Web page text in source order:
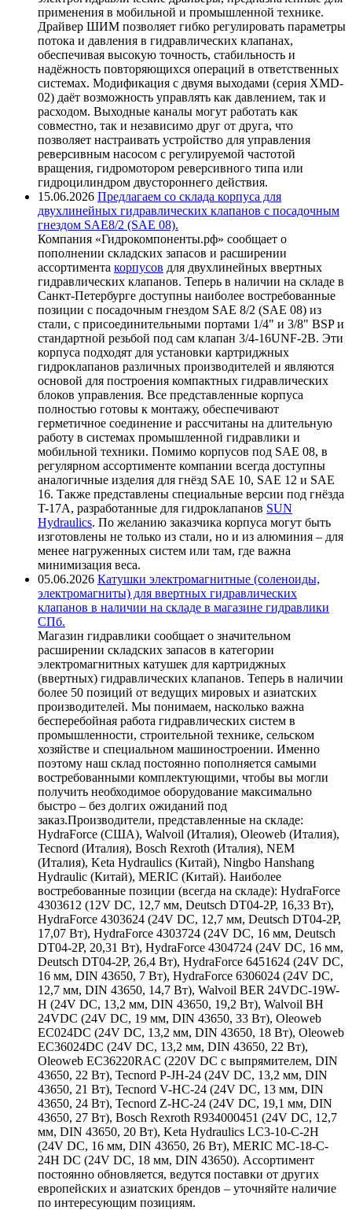
применения в мобильной и промышленной технике.
Драйвер ШИМ позволяет гибко регулировать параметры
потока и давления в гидравлических клапанах,
обеспечивая высокую точность, стабильность и
надёжность повторяющихся операций в ответственных
системах. Модификация с двумя выходами (серия XMD-
02) даёт возможность управлять как давлением, так и
расходом. Выходные каналы могут работать как
совместно, так и независимо друг от друга, что
позволяет настраивать устройство для управления
реверсивным насосом с регулируемой частотой
вращения, гидромотором реверсивного типа или
гидроцилиндром двустороннего действия.
15.06.2026 Предлагаем со склада корпуса для
двухлинейных гидравлических клапанов с посадочным
гнездом SAE8/2 (SAE 08).
Компания «Гидрокомпоненты.рф» сообщает о
пополнении складских запасов и расширении
ассортимента корпусов для двухлинейных ввертных
гидравлических клапанов. Теперь в наличии на складе в
Санкт-Петербурге доступны наиболее востребованные
позиции с посадочным гнездом SAE 8/2 (SAE 08) из
стали, с присоединительными портами 1/4" и 3/8" BSP и
стандартной резьбой под сам клапан 3/4-16UNF-2B. Эти
корпуса подходят для установки картриджных
гидроклапанов различных производителей и являются
основой для построения компактных гидравлических
блоков управления. Все представленные корпуса
полностью готовы к монтажу, обеспечивают
герметичное соединение и рассчитаны на длительную
работу в системах промышленной гидравлики и
мобильной техники. Помимо корпусов под SAE 08, в
регулярном ассортименте компании всегда доступны
аналогичные изделия для гнёзд SAE 10, SAE 12 и SAE
16. Также представлены специальные версии под гнёзда
T-17A, разработанные для гидроклапанов SUN
Hydraulics. По желанию заказчика корпуса могут быть
изготовлены не только из стали, но и из алюминия – для
менее нагруженных систем или там, где важна
минимизация веса.
05.06.2026 Катушки электромагнитные (соленоиды,
электромагниты) для ввертных гидравлических
клапанов в наличии на складе в магазине гидравлики
СПб.
Магазин гидравлики сообщает о значительном
расширении складских запасов в категории
электромагнитных катушек для картриджных
(ввертных) гидравлических клапанов. Теперь в наличии
более 50 позиций от ведущих мировых и азиатских
производителей. Мы понимаем, насколько важна
бесперебойная работа гидравлических систем в
промышленности, строительной технике, сельском
хозяйстве и специальном машиностроении. Именно
поэтому наш склад постоянно пополняется самыми
востребованными комплектующими, чтобы вы могли
получить необходимое оборудование максимально
быстро – без долгих ожиданий под
заказ.Производители, представленные на складе:
HydraForce (США), Walvoil (Италия), Oleoweb (Италия),
Tecnord (Италия), Bosch Rexroth (Италия), NEM
(Италия), Keta Hydraulics (Китай), Ningbo Hanshang
Hydraulic (Китай), MERIC (Китай). Наиболее
востребованные позиции (всегда на складе): HydraForce
4303612 (12V DC, 12,7 мм, Deutsch DT04-2P, 16,33 Вт),
HydraForce 4303624 (24V DC, 12,7 мм, Deutsch DT04-2P,
17,07 Вт), HydraForce 4303724 (24V DC, 16 мм, Deutsch
DT04-2P, 20,31 Вт), HydraForce 4304724 (24V DC, 16 мм,
Deutsch DT04-2P, 26,4 Вт), HydraForce 6451624 (24V DC,
16 мм, DIN 43650, 7 Вт), HydraForce 6306024 (24V DC,
12,7 мм, DIN 43650, 14,7 Вт), Walvoil BER 24VDC-19W-
H (24V DC, 13,2 мм, DIN 43650, 19,2 Вт), Walvoil BH
24VDC (24V DC, 19 мм, DIN 43650, 33 Вт), Oleoweb
EC024DC (24V DC, 13,2 мм, DIN 43650, 18 Вт), Oleoweb
EC36024DC (24V DC, 13,2 мм, DIN 43650, 22 Вт),
Oleoweb EC36220RAC (220V DC с выпрямителем, DIN
43650, 22 Вт), Tecnord P-JH-24 (24V DC, 13,2 мм, DIN
43650, 21 Вт), Tecnord V-HC-24 (24V DC, 13 мм, DIN
43650, 24 Вт), Tecnord Z-HC-24 (24V DC, 19,1 мм, DIN
43650, 27 Вт), Bosch Rexroth R934000451 (24V DC, 12,7
мм, DIN 43650, 20 Вт), Keta Hydraulics LC3-10-C-2H
(24V DC, 16 мм, DIN 43650, 26 Вт), MERIC MC-18-C-
24H DC (24V DC, 18 мм, DIN 43650). Ассортимент
постоянно обновляется, ведутся поставки от других
европейских и азиатских брендов – уточняйте наличие
по интересующим позициям.